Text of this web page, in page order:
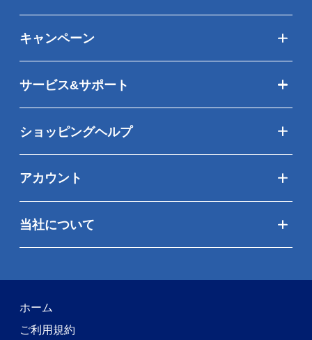
キャンペーン
サービス&サポート
ショッピングヘルプ
アカウント
当社について
ホーム
ご利用規約